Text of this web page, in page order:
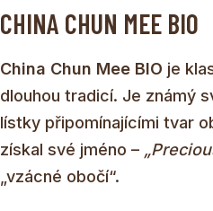
CHINA CHUN MEE BIO
China Chun Mee BIO je
dlouhou tradicí. Je známý
lístky připomínajícími tvar
získal své jméno –
„vzácné obočí“.